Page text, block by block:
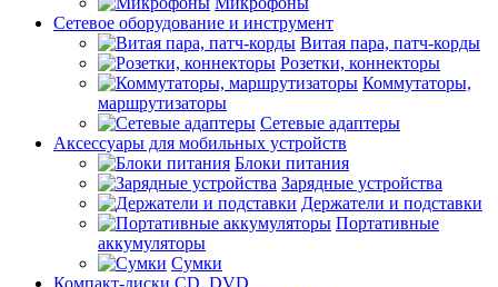
Сетевое оборудование и инструмент
Витая пара, патч-корды
Розетки, коннекторы
Коммутаторы,
маршрутизаторы
Сетевые адаптеры
Аксессуары для мобильных устройств
Блоки питания
Зарядные устройства
Держатели и подставки
Портативные
аккумуляторы
Сумки
Компакт-диски CD, DVD